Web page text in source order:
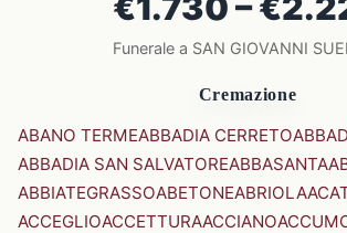
Funerale a SAN GIOVANNI
Cremazione
ABANO TERMEABBADIA CERRETO
ABBADIA SAN SALVATOREABBASANTA
ABBIATEGRASSOABETONEABRIOLA
ACCEGLIOACCETTURAACCIANO